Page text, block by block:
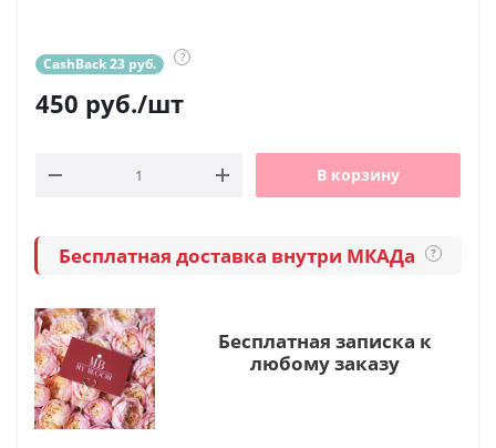
CashBack 23 руб. ?
450 руб./шт
В корзину
Бесплатная доставка внутри МКАДа ?
Бесплатная записка к
любому заказу